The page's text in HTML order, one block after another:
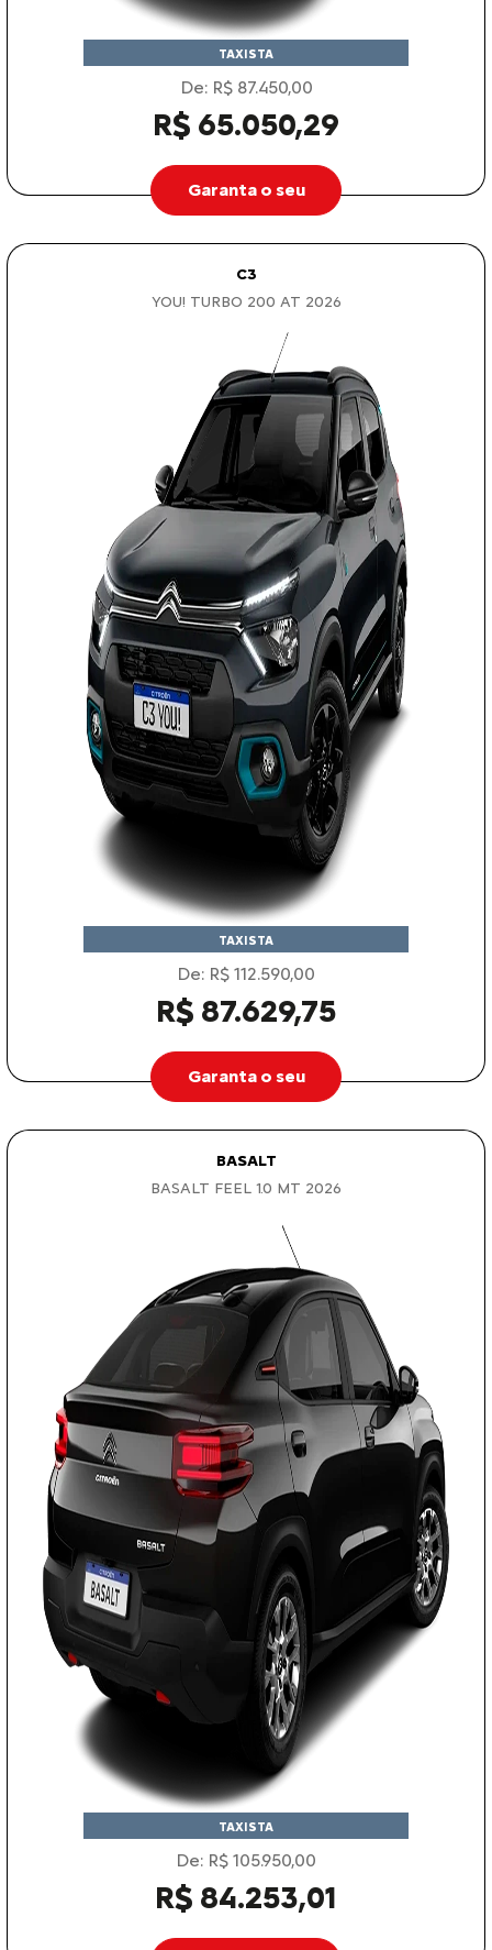
TAXISTA
De: R$ 87.450,00
R$ 65.050,29
Garanta o seu
C3
YOU! TURBO 200 AT 2026
TAXISTA
De: R$ 112.590,00
R$ 87.629,75
Garanta o seu
BASALT
BASALT FEEL 1.0 MT 2026
TAXISTA
De: R$ 105.950,00
R$ 84.253,01